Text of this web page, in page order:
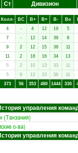
Ст Дивизион
Колл- ВC В+ В= В- Вo
4 - 4 12 19
5
7 - 12 14 39
8
9 2 12 15 38
11
11 2 18 16 34
13
5 2 10 13 33
11
5 6 12 23 36
11
373 56 353 480 1444 330
управления
(Танзания)
о-ва)
управления